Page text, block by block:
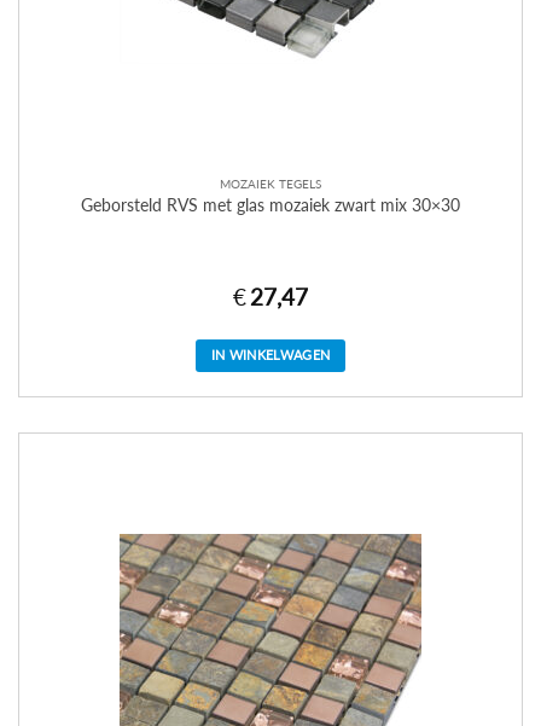
MOZAIEK TEGELS
Geborsteld RVS met glas mozaiek zwart mix 30×30
€27,47
IN WINKELWAGEN